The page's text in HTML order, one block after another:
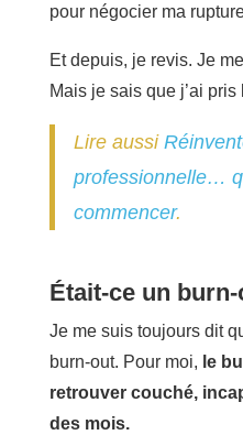
pour négocier ma
Et depuis, je revis. Je
Mais je sais que j’ai
Lire aussi
professionnelle…
commencer.
Était-ce un
Je me suis toujours dit
burn-out. Pour moi, le
retrouver couché,
des mois.